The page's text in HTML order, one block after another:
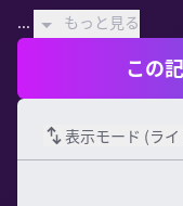
... もっと見る
この
表示モード (ライ